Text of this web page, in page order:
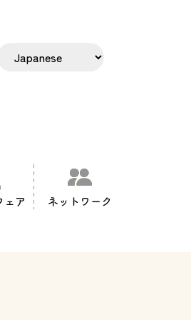
ェア ネットワーク